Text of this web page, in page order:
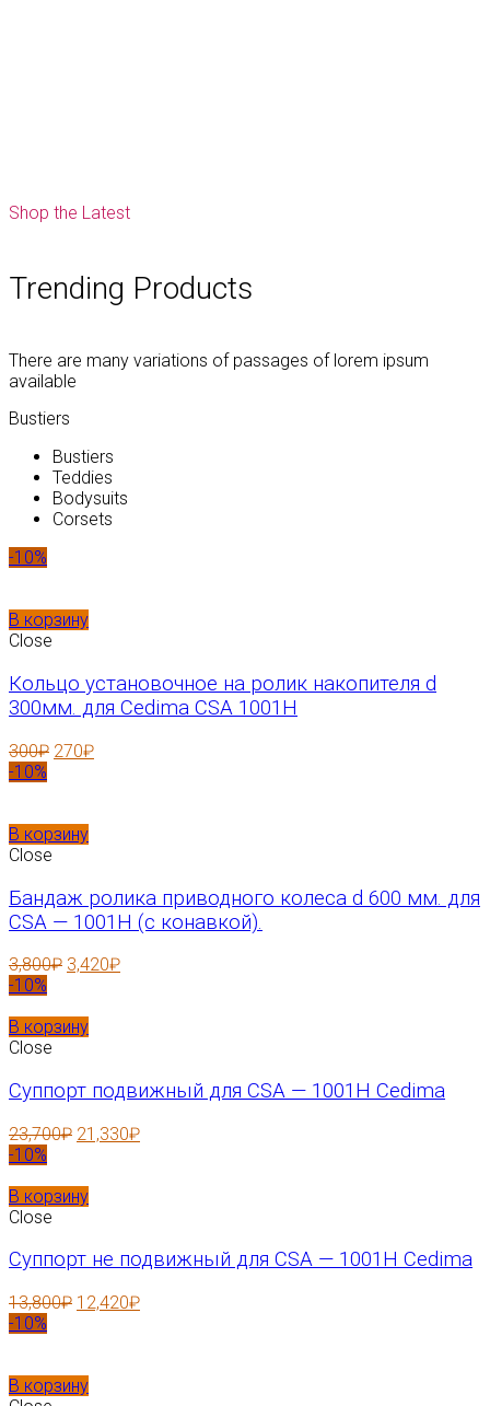
Shop the Latest
Trending Products
There are many variations of passages of lorem ipsum
available
Bustiers
Bustiers
Teddies
Bodysuits
Corsets
-10%
В корзину
Close
Кольцо установочное на ролик накопителя d
300мм. для Cedima CSA 1001H
300₽ 270₽
-10%
В корзину
Close
Бандаж ролика приводного колеса d 600 мм. для
CSA — 1001H (с конавкой).
3,800₽ 3,420₽
-10%
В корзину
Close
Суппорт подвижный для CSA — 1001H Cedima
23,700₽ 21,330₽
-10%
В корзину
Close
Суппорт не подвижный для CSA — 1001H Cedima
13,800₽ 12,420₽
-10%
В корзину